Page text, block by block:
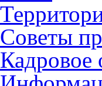
Советы
Кадровое